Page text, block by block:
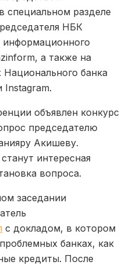
специальном разделе
НБК
а также на
банка
Instagram.
объявлен конкурс
председателю
Акишеву.
интересная
вопроса.
заседании
с докладом, в котором
банках, как
кредиты. После